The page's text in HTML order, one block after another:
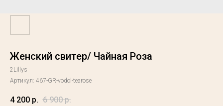
Женский свитер/ Чайная Роза
2Lillys
Артикул: 467-GR-vodol-tearose
4 200 р. 6 900 р.